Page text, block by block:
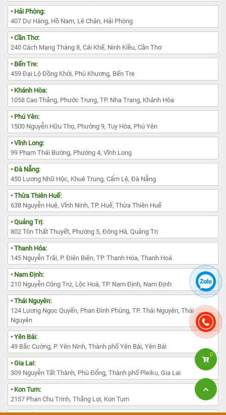
• Hải Phòng:
407 Dư Hàng, Hồ Nam, Lê Chân, Hải Phòng
• Cần Thơ:
240 Cách Mạng Tháng 8, Cái Khế, Ninh Kiều, Cần Thơ
• Bến Tre:
459 Đại Lộ Đồng Khởi, Phú Khương, Bến Tre
• Khánh Hòa:
1058 Cao Thắng, Phước Trung, TP. Nha Trang, Khánh Hòa
• Phú Yên:
1500 Nguyễn Hữu Thọ, Phường 9, Tuy Hòa, Phú Yên
• Vĩnh Long:
99 Phạm Thái Bường, Phường 4, Vĩnh Long
• Đà Nẵng:
450 Lương Nhữ Hộc, Khuê Trung, Cẩm Lệ, Đà Nẵng
• Thừa Thiên Huế:
638 Nguyễn Huệ, Vĩnh Ninh, TP. Huế, Thừa Thiên Huế
• Quảng Trị:
802 Tôn Thất Thuyết, Phường 5, Đông Hà, Quảng Trị
• Thanh Hóa:
145 Nguyễn Trãi, P. Điện Biên, TP. Thanh Hóa, Thanh Hoá
• Nam Định:
210 Nguyễn Công Trứ, Lộc Hoà, TP. Nam Định, Nam Định
• Thái Nguyên:
124 Lương Ngọc Quyến, Phan Đình Phùng, TP. Thái Nguyên, Thái
Nguyên
• Yên Bái:
49 Bắc Cường, P. Yên Ninh, Thành phố Yên Bái, Yên Bái
• Gia Lai:
309 Nguyễn Tất Thành, Phù Đổng, Thành phố Pleiku, Gia Lai
• Kon Tum:
2157 Phan Chu Trinh, Thắng Lợi, Kon Tum
0